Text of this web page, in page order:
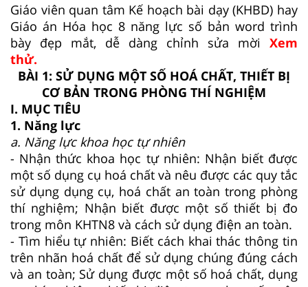
Giáo viên quan tâm Kế hoạch bài dạy (KHBD) hay
Giáo án Hóa học 8 năng lực số bản word trình
bày đẹp mắt, dễ dàng chỉnh sửa mời Xem
thử.
BÀI 1: SỬ DỤNG MỘT SỐ HOÁ CHẤT, THIẾT BỊ
CƠ BẢN TRONG PHÒNG THÍ NGHIỆM
I. MỤC TIÊU
1. Năng lực
a. Năng lực khoa học tự nhiên
- Nhận thức khoa học tự nhiên: Nhận biết được
một số dụng cụ hoá chất và nêu được các quy tắc
sử dụng dụng cụ, hoá chất an toàn trong phòng
thí nghiệm; Nhận biết được một số thiết bị đo
trong môn KHTN8 và cách sử dụng điện an toàn.
- Tìm hiểu tự nhiên: Biết cách khai thác thông tin
trên nhãn hoá chất để sử dụng chúng đúng cách
và an toàn; Sử dụng được một số hoá chất, dụng